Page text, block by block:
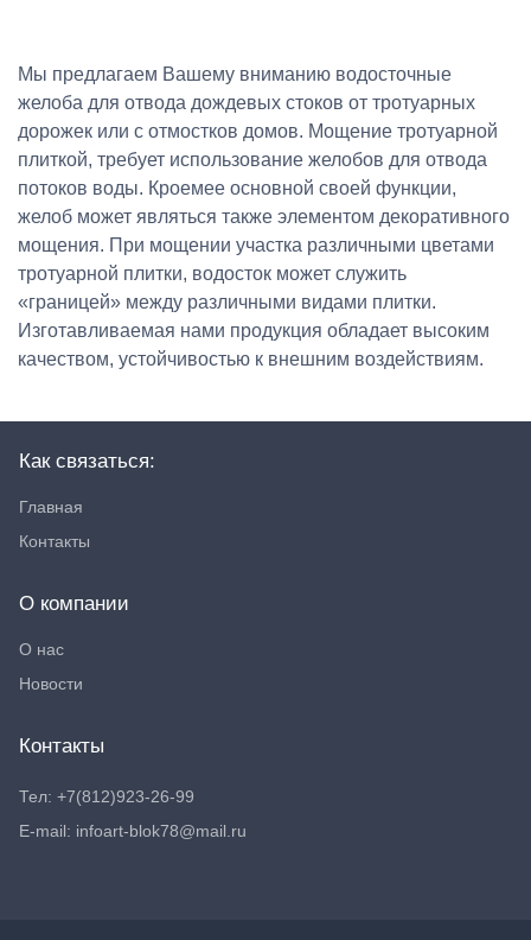
Мы предлагаем Вашему вниманию водосточные
желоба для отвода дождевых стоков от тротуарных
дорожек или с отмостков домов. Мощение тротуарной
плиткой, требует использование желобов для отвода
потоков воды. Кроемее основной своей функции,
желоб может являться также элементом декоративного
мощения. При мощении участка различными цветами
тротуарной плитки, водосток может служить
«границей» между различными видами плитки.
Изготавливаемая нами продукция обладает высоким
качеством, устойчивостью к внешним воздействиям.
Как связаться:
Главная
Контакты
О компании
О нас
Новости
Контакты
Тел: +7(812)923-26-99
E-mail: infoart-blok78@mail.ru